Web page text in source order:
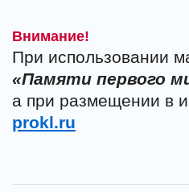
Внимание!
При использовании
«Памяти первого
а при размещении в
prokl.ru